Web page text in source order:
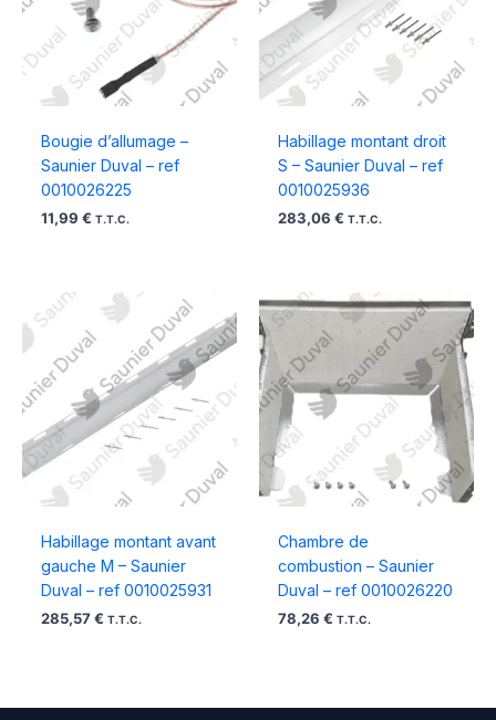
Bougie d’allumage –
Saunier Duval – ref
0010026225
11,99 € T.T.C.
Habillage montant droit
S – Saunier Duval – ref
0010025936
283,06 € T.T.C.
Habillage montant avant
gauche M – Saunier
Duval – ref 0010025931
285,57 € T.T.C.
Chambre de
combustion – Saunier
Duval – ref 0010026220
78,26 € T.T.C.